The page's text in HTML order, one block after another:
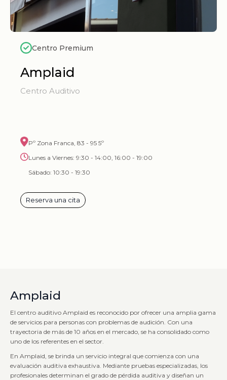
Centro Premium
Amplaid
Centro Auditivo
Pº Zona Franca, 83 - 95 5º
Lunes a Viernes: 9:30 - 14:00, 16:00 - 19:00
Sábado: 10:30 - 19:30
Reserva una cita
Amplaid
El centro auditivo Amplaid es reconocido por ofrecer una amplia gama
de servicios para personas con problemas de audición. Con una
trayectoria de más de 10 años en el mercado, se ha consolidado como
uno de los referentes en el sector.
En Amplaid, se brinda un servicio integral que comienza con una
evaluación auditiva exhaustiva. Mediante pruebas especializadas, los
profesionales determinan el grado de pérdida auditiva y diseñan un